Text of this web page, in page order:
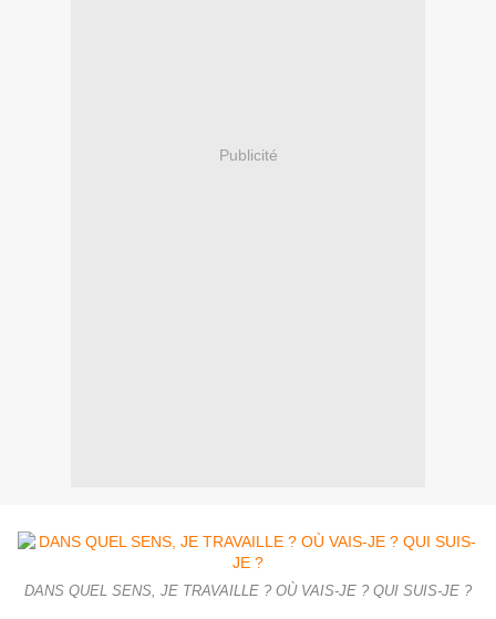
Publicité
DANS QUEL SENS, JE TRAVAILLE ? OÙ VAIS-JE ? QUI SUIS-JE ?